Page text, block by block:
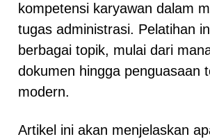
kompetensi karyawan dalam
tugas administrasi. Pelatihan
berbagai topik, mulai dari
dokumen hingga penguasaan
modern.
Artikel ini akan menjelaskan